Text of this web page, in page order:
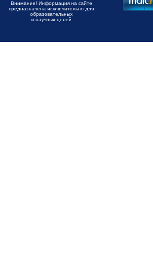
Внимание! Информация на сайте
предназначена исключительно для
образовательных
и научных целей